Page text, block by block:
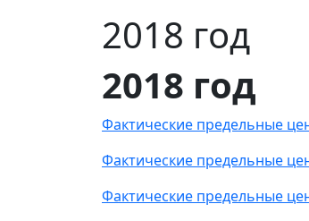
2018 год
2018 год
Фактические предельные
Фактические предельные
Фактические предельные